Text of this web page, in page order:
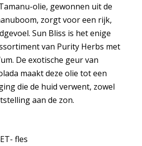
olie, gewonnen uit de
zorgt voor een rijk,
Sun Bliss is het enige
van Purity Herbs met
De exotische geur van
maakt deze olie tot een
die de huid verwent, zowel
aan de zon.
fles